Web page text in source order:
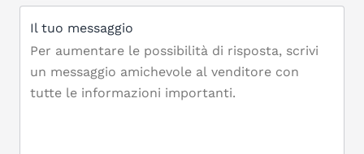
Il tuo messaggio